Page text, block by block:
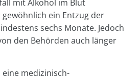
mit Alkohol im Blut
ein Entzug der
sechs Monate. Jedoch
den Behörden auch länger
medizinisch-